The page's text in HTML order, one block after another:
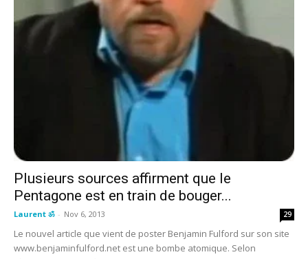
Plusieurs sources affirment que le
Pentagone est en train de bouger...
Laurent ॐ - Nov 6, 2013 29
Le nouvel article que vient de poster Benjamin Fulford sur son site
www.benjaminfulford.net est une bombe atomique. Selon